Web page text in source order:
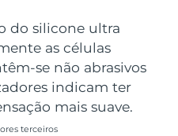
do silicone ultra
as células
se não abrasivos
indicam ter
mais suave.
terceiros
Entrega prevista
Entrega prevista8/11/26